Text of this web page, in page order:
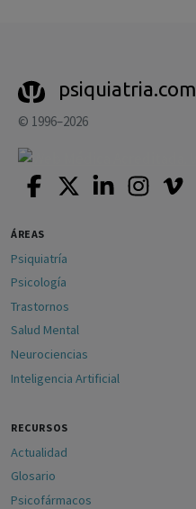
psiquiatria.com
© 1996–2026
ÁREAS
Psiquiatría
Psicología
Trastornos
Salud Mental
Neurociencias
Inteligencia Artificial
RECURSOS
Actualidad
Glosario
Psicofármacos